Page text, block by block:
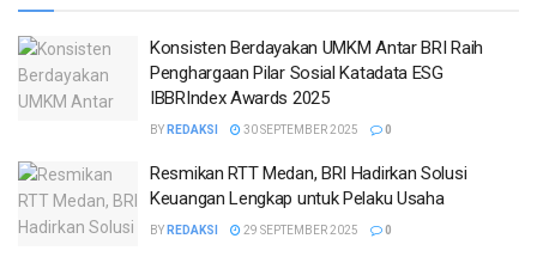
Konsisten Berdayakan UMKM Antar BRI Raih
Penghargaan Pilar Sosial Katadata ESG
IBBRIndex Awards 2025
BY REDAKSI 30 SEPTEMBER 2025 0
Resmikan RTT Medan, BRI Hadirkan Solusi
Keuangan Lengkap untuk Pelaku Usaha
BY REDAKSI 29 SEPTEMBER 2025 0